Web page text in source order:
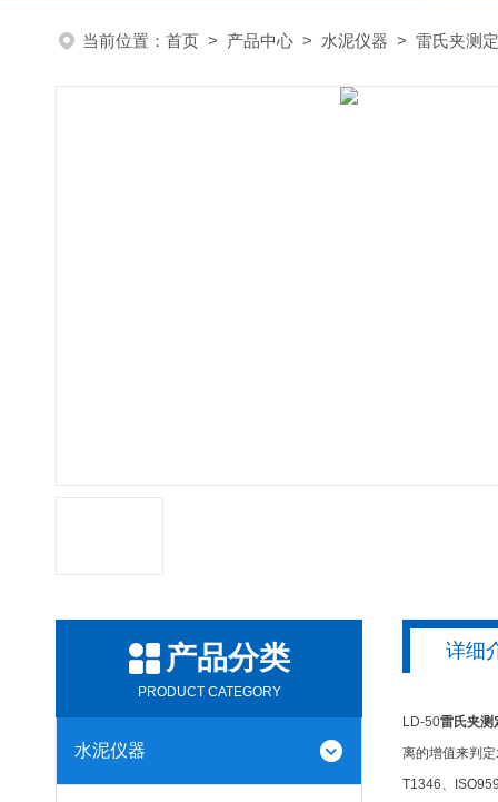
当前位置： 首页 > 产品中心 > 水泥仪器 > 雷氏夹测
产品分类
PRODUCT CATEGORY
水泥仪器
详细
LD-50雷氏夹测
离的增值来判
T1346、